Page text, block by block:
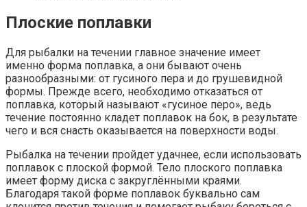
Плоские поплавки
Для рыбалки на течении главное значение имеет
именно форма поплавка, а они бывают очень
разнообразными: от гусиного пера и до грушевидной
формы. Прежде всего, необходимо отказаться от
поплавка, который называют «гусиное перо», ведь
течение постоянно кладет поплавок на бок, в результате
чего и вся снасть оказывается на поверхности воды.
Рыбалка на течении пройдет удачнее, если использовать
поплавок с плоской формой. Тело плоского поплавка
имеет форму диска с закруглёнными краями.
Благодаря такой форме поплавок буквально сам